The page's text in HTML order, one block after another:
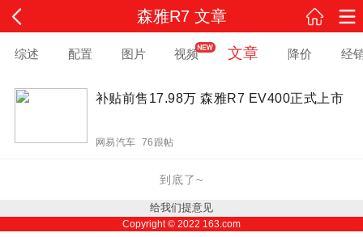
森雅R7 文章
综述 配置 图片 视频 文章 降价 经
补贴前售17.98万 森雅R7 EV400正式上市
网易汽车 76跟帖
到底了~
给我们提意见
Copyright © 2022 163.com